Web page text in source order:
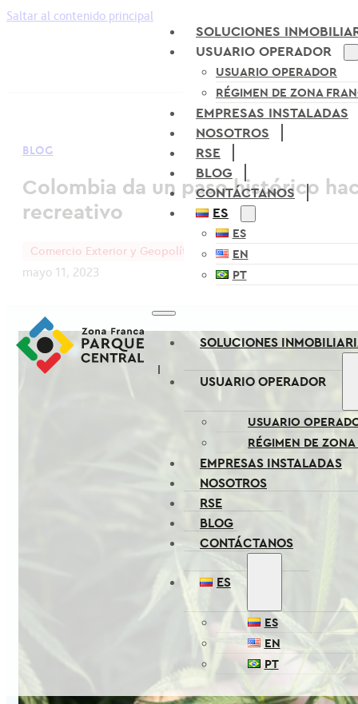
Saltar al contenido principal
SOLUCIONES
USUARIO OPERADOR
USUARIO OPERADOR
RÉGIMEN DE ZONA
EMPRESAS INSTALADAS
NOSOTROS
RSE
BLOG
CONTÁCTANOS
ES
ES
EN
PT
SOLUCIONES
USUARIO OPERADOR
USUARIO
RÉGIMEN DE
EMPRESAS INSTALADAS
NOSOTROS
RSE
BLOG
CONTÁCTANOS
ES
ES
EN
PT
BLOG
Colombia da un paso histórico
recreativo
Comercio Exterior y Geopolítica
mayo 11, 2023